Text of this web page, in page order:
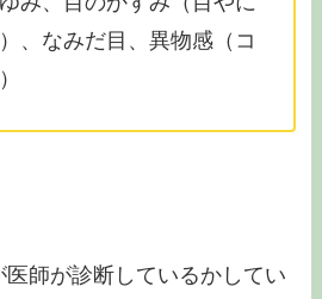
、なみだ目、異物感（コ
師が診断しているかしてい